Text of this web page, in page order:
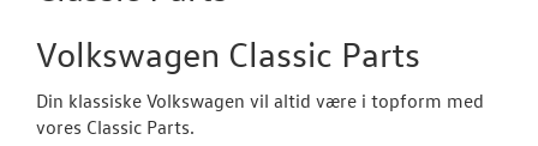
Aktuelt
Volkswagen Classic Parts
Din klassiske Volkswagen vil altid være i topform med
vores Classic Parts.